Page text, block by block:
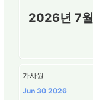
2026년 7
가사원
Jun 30 2026